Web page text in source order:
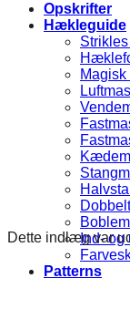
Opskrifter
Hækleguide
Magisk
Ind- og
Patterns
Dette indlæg var